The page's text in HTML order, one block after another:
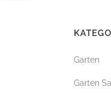
Garten
Garten